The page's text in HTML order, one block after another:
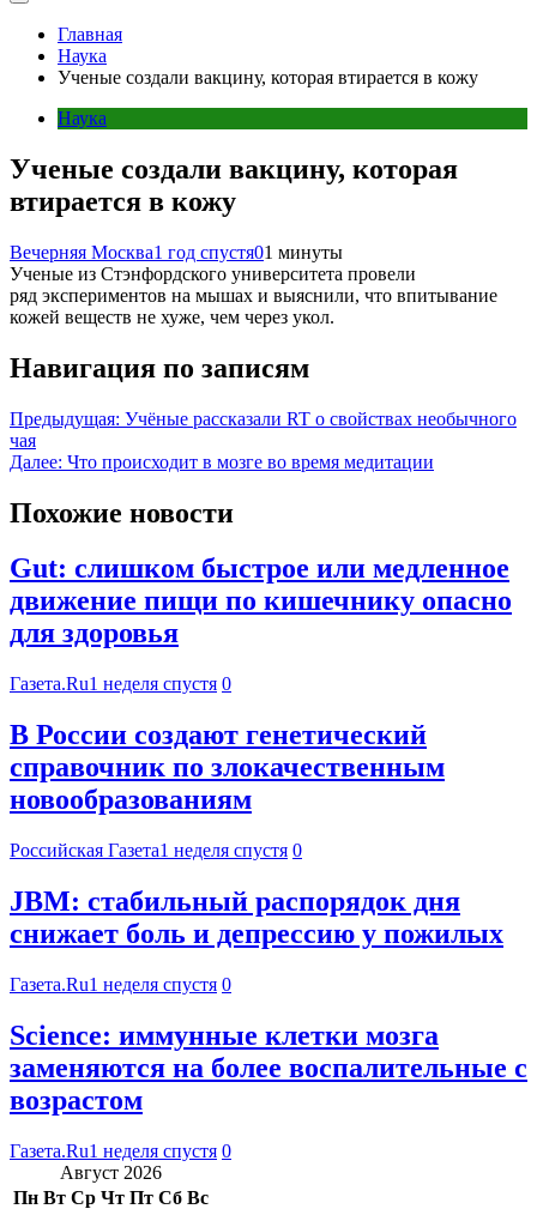
Главная
Наука
Ученые создали вакцину, которая втирается в кожу
Наука
Ученые создали вакцину, которая
втирается в кожу
Вечерняя Москва1 год спустя01 минуты
Ученые из Стэнфордского университета провели
ряд экспериментов на мышах и выяснили, что впитывание
кожей веществ не хуже, чем через укол.
Навигация по записям
Предыдущая: Учёные рассказали RT о свойствах необычного
чая
Далее: Что происходит в мозге во время медитации
Похожие новости
Gut: слишком быстрое или медленное
движение пищи по кишечнику опасно
для здоровья
Газета.Ru1 неделя спустя 0
В России создают генетический
справочник по злокачественным
новообразованиям
Российская Газета1 неделя спустя 0
JBM: стабильный распорядок дня
снижает боль и депрессию у пожилых
Газета.Ru1 неделя спустя 0
Science: иммунные клетки мозга
заменяются на более воспалительные с
возрастом
Газета.Ru1 неделя спустя 0
Август 2026
Пн Вт Ср Чт Пт Сб Вс